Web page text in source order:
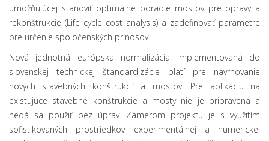
umožňujúcej stanoviť optimálne poradie mostov pre opravy a
rekonštrukcie (Life cycle cost analysis) a zadefinovať parametre
pre určenie spoločenských prínosov.
Nová jednotná európska normalizácia implementovaná do
slovenskej technickej štandardizácie platí pre navrhovanie
nových stavebných konštrukcií a mostov. Pre aplikáciu na
existujúce stavebné konštrukcie a mosty nie je pripravená a
nedá sa použiť bez úprav. Zámerom projektu je s využitím
sofistikovaných prostriedkov experimentálnej a numerickej